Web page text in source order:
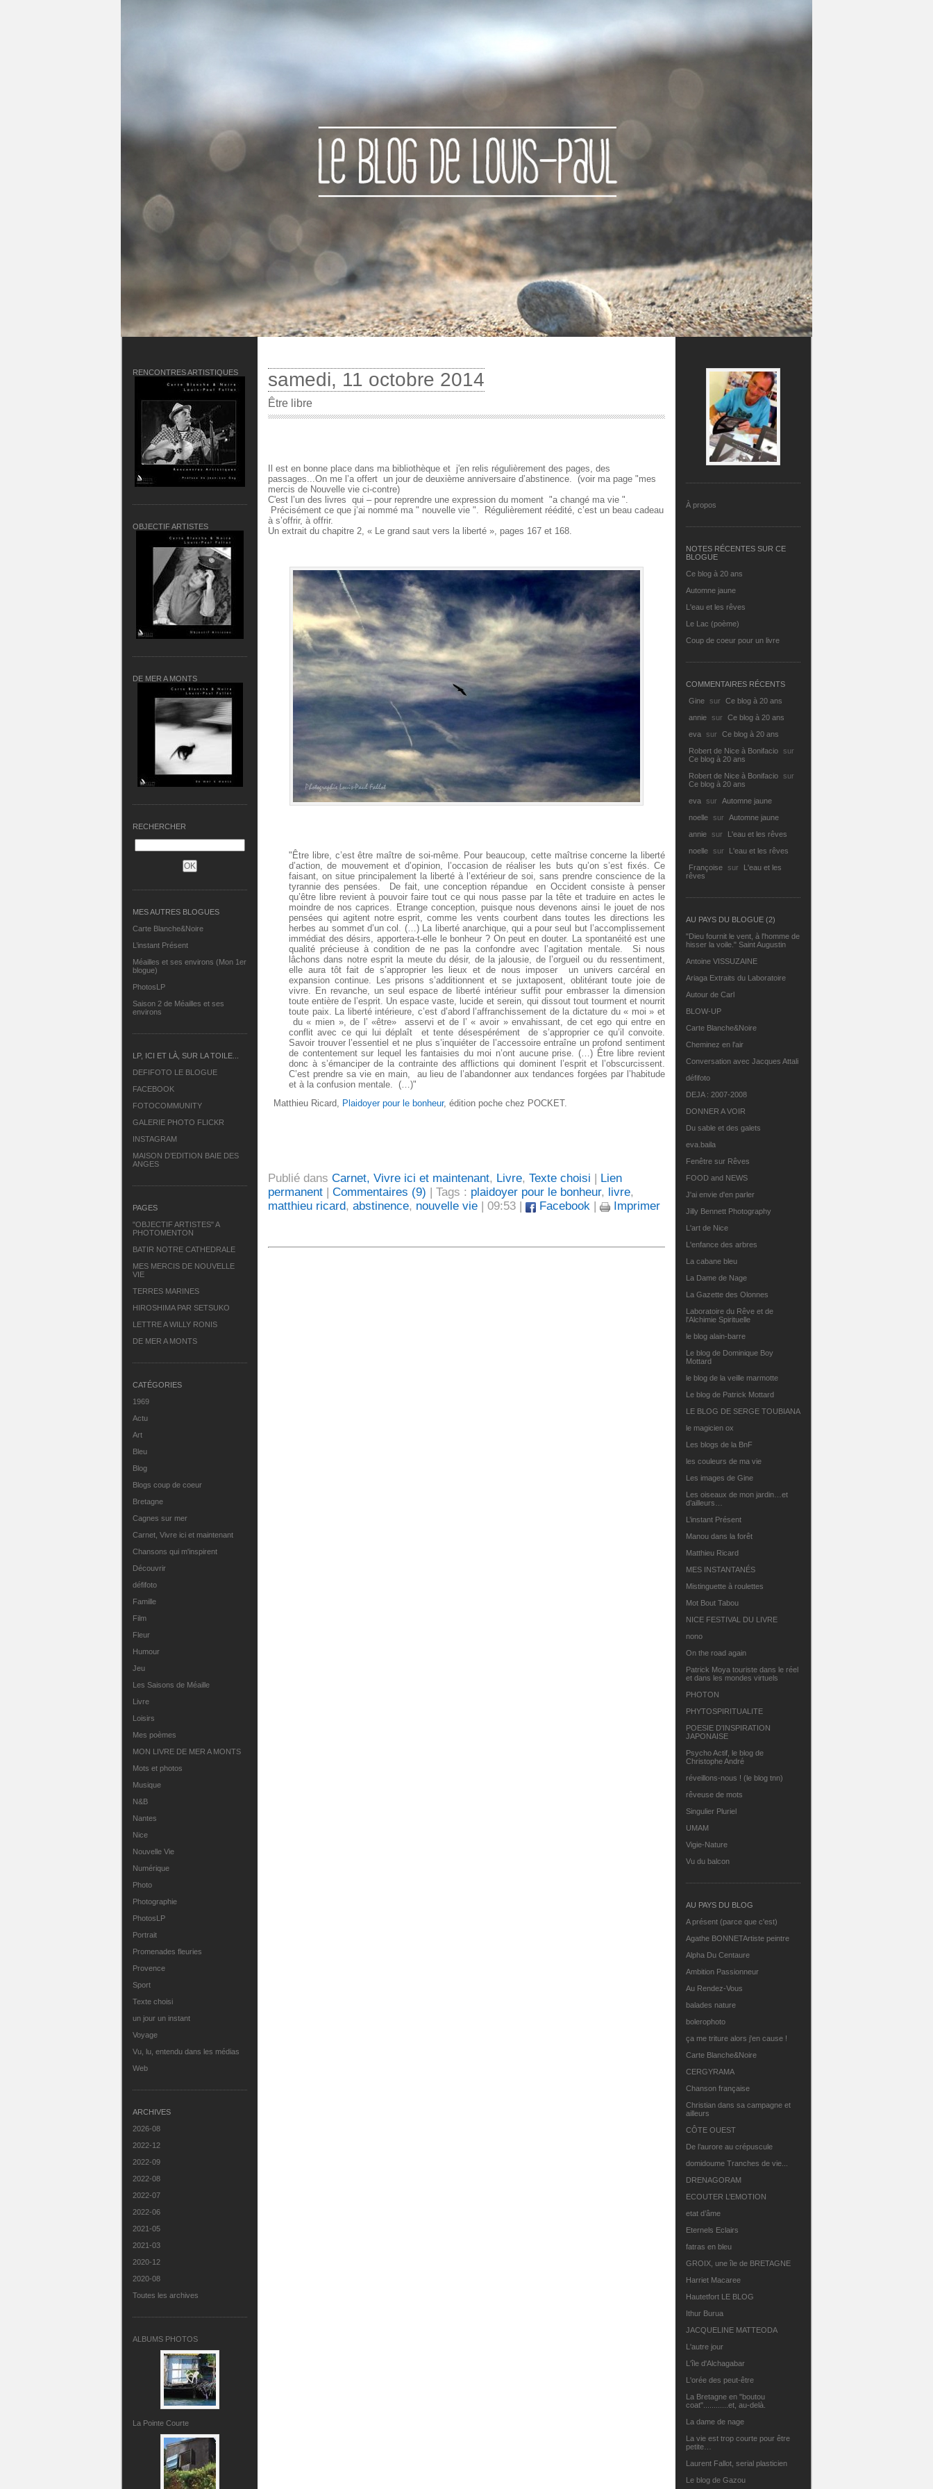
RENCONTRES ARTISTIQUES
OBJECTIF ARTISTES
DE MER A MONTS
RECHERCHER
MES AUTRES BLOGUES
Carte Blanche&Noire
L’instant Présent
Méailles et ses environs (Mon 1er
blogue)
PhotosLP
Saison 2 de Méailles et ses
environs
LP, ICI ET LÀ, SUR LA TOILE...
DEFIFOTO LE BLOGUE
FACEBOOK
FOTOCOMMUNITY
GALERIE PHOTO FLICKR
INSTAGRAM
MAISON D’EDITION BAIE DES
ANGES
PAGES
"OBJECTIF ARTISTES" A
PHOTOMENTON
BATIR NOTRE CATHEDRALE
MES MERCIS DE NOUVELLE
VIE
TERRES MARINES
HIROSHIMA PAR SETSUKO
LETTRE A WILLY RONIS
DE MER A MONTS
CATÉGORIES
1969
Actu
Art
Bleu
Blog
Blogs coup de coeur
Bretagne
Cagnes sur mer
Carnet, Vivre ici et maintenant
Chansons qui m'inspirent
Découvrir
défifoto
Famille
Film
Fleur
Humour
Jeu
Les Saisons de Méaille
Livre
Loisirs
Mes poèmes
MON LIVRE DE MER A MONTS
Mots et photos
Musique
N&B
Nantes
Nice
Nouvelle Vie
Numérique
Photo
Photographie
PhotosLP
Portrait
Promenades fleuries
Provence
Sport
Texte choisi
un jour un instant
Voyage
Vu, lu, entendu dans les médias
Web
ARCHIVES
2026-08
2022-12
2022-09
2022-08
2022-07
2022-06
2021-05
2021-03
2020-12
2020-08
Toutes les archives
ALBUMS PHOTOS
La Pointe Courte
À propos
NOTES RÉCENTES SUR CE
BLOGUE
Ce blog à 20 ans
Automne jaune
L'eau et les rêves
Le Lac (poème)
Coup de coeur pour un livre
COMMENTAIRES RÉCENTS
Gine sur Ce blog à 20 ans
annie sur Ce blog à 20 ans
eva sur Ce blog à 20 ans
Robert de Nice à Bonifacio sur
Ce blog à 20 ans
Robert de Nice à Bonifacio sur
Ce blog à 20 ans
eva sur Automne jaune
noelle sur Automne jaune
annie sur
L'eau et les rêves
noelle sur
L'eau et les rêves
Françoise sur
L'eau et les
rêves
AU PAYS DU BLOGUE (2)
"Dieu fournit le vent, à l'homme de
hisser la voile." Saint Augustin
Antoine VISSUZAINE
Ariaga Extraits du Laboratoire
Autour de Carl
BLOW-UP
Carte Blanche&Noire
Cheminez en l'air
Conversation avec Jacques Attali
défifoto
DEJA : 2007-2008
DONNER A VOIR
Du sable et des galets
eva.baila
Fenêtre sur Rêves
FOOD and NEWS
J'ai envie d'en parler
Jilly Bennett Photography
L'art de Nice
L'enfance des arbres
La cabane bleu
La Dame de Nage
La Gazette des Olonnes
Laboratoire du Rêve et de
l'Alchimie Spirituelle
le blog alain-barre
Le blog de Dominique Boy
Mottard
le blog de la veille marmotte
Le blog de Patrick Mottard
LE BLOG DE SERGE TOUBIANA
le magicien ox
Les blogs de la BnF
les couleurs de ma vie
Les images de Gine
Les oiseaux de mon jardin…et
d’ailleurs…
L’instant Présent
Manou dans la forêt
Matthieu Ricard
MES INSTANTANÉS
Mistinguette à roulettes
Mot Bout Tabou
NICE FESTIVAL DU LIVRE
nono
On the road again
Patrick Moya touriste dans le réel
et dans les mondes virtuels
PHOTON
PHYTOSPIRITUALITE
POESIE D'INSPIRATION
JAPONAISE
Psycho Actif, le blog de
Christophe André
réveillons-nous ! (le blog tnn)
rêveuse de mots
Singulier Pluriel
UMAM
Vigie-Nature
Vu du balcon
AU PAYS DU BLOG
A présent (parce que c'est)
Agathe BONNETArtiste peintre
Alpha Du Centaure
Ambition Passionneur
Au Rendez-Vous
balades nature
bolerophoto
ça me triture alors j'en cause !
Carte Blanche&Noire
CERGYRAMA
Chanson française
Christian dans sa campagne et
ailleurs
CÔTE OUEST
De l’aurore au crépuscule
domidoume Tranches de vie...
DRENAGORAM
ECOUTER L’EMOTION
etat d’âme
Eternels Eclairs
fatras en bleu
GROIX, une île de BRETAGNE
Harriet Macaree
Hautetfort LE BLOG
Ithur Burua
JACQUELINE MATTEODA
L'autre jour
L'île d'Alchagabar
L'orée des peut-être
La Bretagne en "boutou
coat"............et, au-delà.
La dame de nage
La vie est trop courte pour être
petite…
Laurent Fallot, serial plasticien
Le blog de Gazou
samedi, 11 octobre 2014
Être libre
Il est en bonne place dans ma bibliothèque et j'en relis régulièrement des pages, des
passages...On me l’a offert un jour de deuxième anniversaire d’abstinence. (voir ma page "mes
mercis de Nouvelle vie ci-contre)
C'est l’un des livres qui – pour reprendre une expression du moment "a changé ma vie ".
Précisément ce que j’ai nommé ma " nouvelle vie ". Régulièrement réédité, c’est un beau cadeau
à s’offrir, à offrir.
Un extrait du chapitre 2, « Le grand saut vers la liberté », pages 167 et 168.
"Être libre, c’est être maître de soi-même. Pour beaucoup, cette maîtrise concerne la liberté
d’action, de mouvement et d’opinion, l’occasion de réaliser les buts qu’on s’est fixés. Ce
faisant, on situe principalement la liberté à l’extérieur de soi, sans prendre conscience de la
tyrannie des pensées. De fait, une conception répandue en Occident consiste à penser
qu’être libre revient à pouvoir faire tout ce qui nous passe par la tête et traduire en actes le
moindre de nos caprices. Etrange conception, puisque nous devenons ainsi le jouet de nos
pensées qui agitent notre esprit, comme les vents courbent dans toutes les directions les
herbes au sommet d’un col. (…) La liberté anarchique, qui a pour seul but l’accomplissement
immédiat des désirs, apportera-t-elle le bonheur ? On peut en douter. La spontanéité est une
qualité précieuse à condition de ne pas la confondre avec l’agitation mentale. Si nous
lâchons dans notre esprit la meute du désir, de la jalousie, de l’orgueil ou du ressentiment,
elle aura tôt fait de s’approprier les lieux et de nous imposer un univers carcéral en
expansion continue. Les prisons s’additionnent et se juxtaposent, oblitérant toute joie de
vivre. En revanche, un seul espace de liberté intérieur suffit pour embrasser la dimension
toute entière de l’esprit. Un espace vaste, lucide et serein, qui dissout tout tourment et nourrit
toute paix. La liberté intérieure, c’est d’abord l’affranchissement de la dictature du « moi » et
du « mien », de l’ «être» asservi et de l’ « avoir » envahissant, de cet ego qui entre en
conflit avec ce qui lui déplaît et tente désespérément de s’approprier ce qu’il convoite.
Savoir trouver l’essentiel et ne plus s’inquiéter de l’accessoire entraîne un profond sentiment
de contentement sur lequel les fantaisies du moi n’ont aucune prise. (…) Être libre revient
donc à s’émanciper de la contrainte des afflictions qui dominent l’esprit et l’obscurcissent.
C’est prendre sa vie en main, au lieu de l’abandonner aux tendances forgées par l’habitude
et à la confusion mentale. (…)"
Matthieu Ricard, Plaidoyer pour le bonheur, édition poche chez POCKET.
Publié dans Carnet, Vivre ici et maintenant, Livre, Texte choisi | Lien
permanent | Commentaires (9) | Tags : plaidoyer pour le bonheur, livre,
matthieu ricard, abstinence, nouvelle vie | 09:53 | Facebook | Imprimer